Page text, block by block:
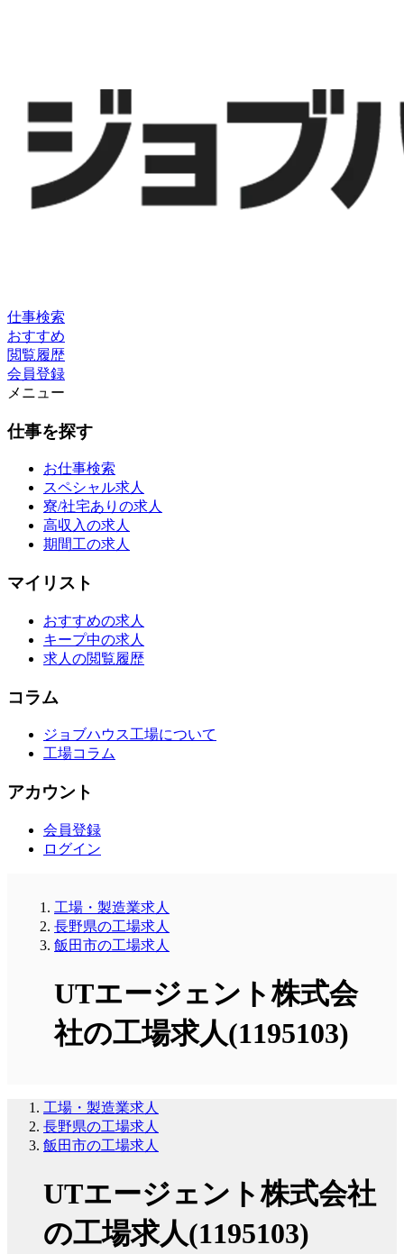
仕事検索
おすすめ
閲覧履歴
会員登録
メニュー
仕事を探す
お仕事検索
スペシャル求人
寮/社宅ありの求人
高収入の求人
期間工の求人
マイリスト
おすすめの求人
キープ中の求人
求人の閲覧履歴
コラム
ジョブハウス工場について
工場コラム
アカウント
会員登録
ログイン
工場・製造業求人
長野県の工場求人
飯田市の工場求人
UTエージェント株式会
社の工場求人(1195103)
工場・製造業求人
長野県の工場求人
飯田市の工場求人
UTエージェント株式会社
の工場求人(1195103)